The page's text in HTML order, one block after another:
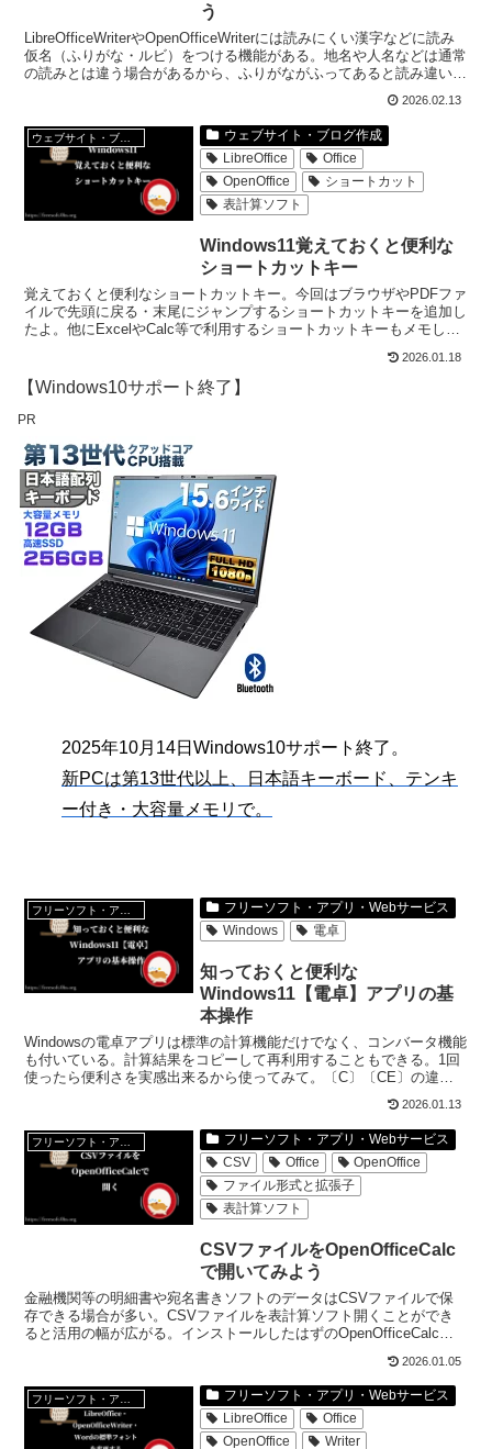
う
LibreOfficeWriterやOpenOfficeWriterには読みにくい漢字などに読み
仮名（ふりがな・ルビ）をつける機能がある。地名や人名などは通常
の読みとは違う場合があるから、ふりがながふってあると読み違いな
2026.02.13
ウェブサイト・ブログ作成
ウェブサイト・ブログ作成
LibreOffice
Office
OpenOffice
ショートカット
表計算ソフト
Windows11覚えておくと便利な
ショートカットキー
覚えておくと便利なショートカットキー。今回はブラウザやPDFファ
イルで先頭に戻る・末尾にジャンプするショートカットキーを追加し
たよ。他にExcelやCalc等で利用するショートカットキーもメモして
2026.01.18
【Windows10サポート終了】
PR
2025年10月14日Windows10サポート終了。
新PCは第13世代以上、日本語キーボード、テンキ
ー付き・大容量メモリで。
フリーソフト・アプリ・Webサービス
Windows
電卓
知っておくと便利な
Windows11【電卓】アプリの基
本操作
Windowsの電卓アプリは標準の計算機能だけでなく、コンバータ機能
も付いている。計算結果をコピーして再利用することもできる。1回
使ったら便利さを実感出来るから使ってみて。〔C〕〔CE〕の違い
2026.01.13
フリーソフト・アプリ・Webサービス
フリーソフト・アプリ・Webサービス
CSV
Office
OpenOffice
ファイル形式と拡張子
表計算ソフト
CSVファイルをOpenOfficeCalc
で開いてみよう
金融機関等の明細書や宛名書きソフトのデータはCSVファイルで保
存できる場合が多い。CSVファイルを表計算ソフト開くことができ
ると活用の幅が広がる。インストールしたはずのOpenOfficeCalcが
2026.01.05
フリーソフト・アプリ・Webサービス
LibreOffice
Office
OpenOffice
Writer